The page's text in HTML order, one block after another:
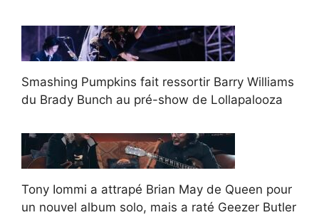
Smashing Pumpkins fait ressortir Barry Williams
du Brady Bunch au pré-show de Lollapalooza
Tony Iommi a attrapé Brian May de Queen pour
un nouvel album solo, mais a raté Geezer Butler